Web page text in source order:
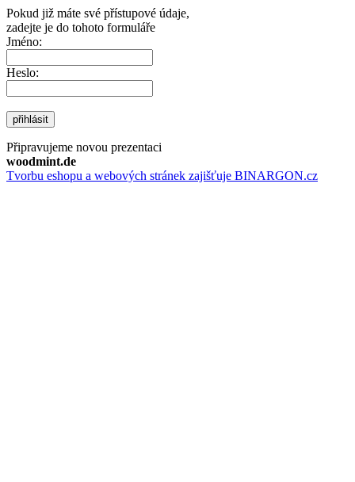
Pokud již máte své přístupové údaje,
zadejte je do tohoto formuláře
Jméno:
Heslo:
přihlásit
Připravujeme novou prezentaci
woodmint.de
Tvorbu eshopu a webových stránek zajišťuje BINARGON.cz